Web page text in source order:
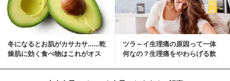
冬になるとお肌がカサカサ……乾
燥肌に効く食べ物はこれがオス
ツラ～イ生理痛の原因って一体
何なの？生理痛をやわらげる飲